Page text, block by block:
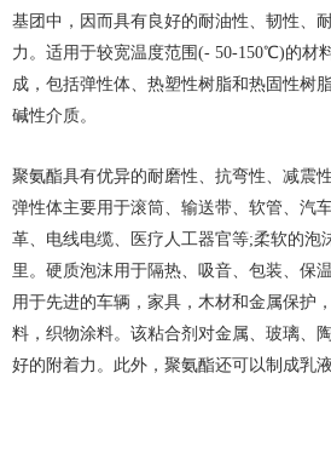
基团中，因而具有良好的耐油性、韧性、
力。适用于较宽温度范围(- 50-150℃)的材
成，包括弹性体、热塑性树脂和热固性树
碱性介质。
聚氨酯具有优异的耐磨性、抗弯性、减震
弹性体主要用于滚筒、输送带、软管、汽
革、电线电缆、医疗人工器官等;柔软的泡
里。硬质泡沫用于隔热、吸音、包装、保
用于先进的车辆，家具，木材和金属保护
料，织物涂料。该粘合剂对金属、玻璃、
好的附着力。此外，聚氨酯还可以制成乳